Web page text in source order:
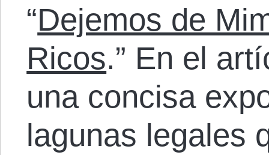
“Dejemos de
Ricos.” En el
una concisa
lagunas legales